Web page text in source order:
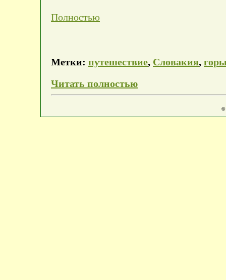
Полностью
Метки: путешествие, Словакия,
Читать полностью
©